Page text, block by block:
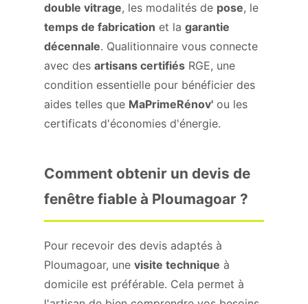
double vitrage, les modalités de pose, le
temps de fabrication et la garantie
décennale. Qualitionnaire vous connecte
avec des artisans certifiés RGE, une
condition essentielle pour bénéficier des
aides telles que MaPrimeRénov' ou les
certificats d'économies d'énergie.
Comment obtenir un devis de
fenêtre fiable à Ploumagoar ?
Pour recevoir des devis adaptés à
Ploumagoar, une visite technique à
domicile est préférable. Cela permet à